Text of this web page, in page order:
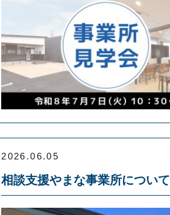
2026.06.05
相談支援やまな事業所について